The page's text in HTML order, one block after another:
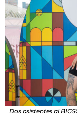
Dos asistentes al